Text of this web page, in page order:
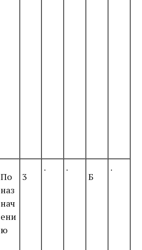
По
наз
нач
ени
ю
3
. .
Б
.